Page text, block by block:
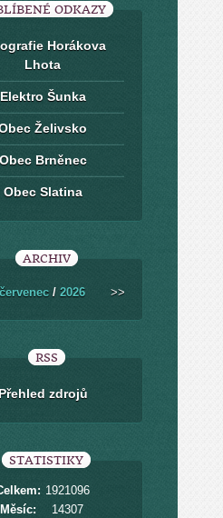
ODKAZY
Horákova
Lhota
Elektro Šunka
Želivsko
Obec Brněnec
Obec Slatina
ARCHIV
červenec / 2026 >>
RSS
Přehled zdrojů
STATISTIKY
1921096
Měsíc:
14307